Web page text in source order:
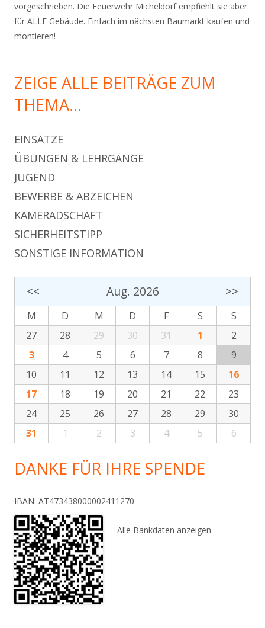
vorgeschrieben. Die Feuerwehr Micheldorf empfiehlt sie aber
für ALLE Gebäude. Einfach im nächsten Baumarkt kaufen und
montieren!
ZEIGE ALLE BEITRÄGE ZUM
THEMA…
EINSÄTZE
ÜBUNGEN & LEHRGÄNGE
JUGEND
BEWERBE & ABZEICHEN
KAMERADSCHAFT
SICHERHEITSTIPP
SONSTIGE INFORMATION
<< Aug. 2026 >>
M D M D F S
S
27
28 29 30 31 1
2
3
4 5 6 7 8
9
10
11 12 13 14 15
16
17
18 19 20 21 22
23
24
25 26 27 28 29
30
31
1 2 3 4 5 6
DANKE FÜR IHRE SPENDE
IBAN: AT473438000002411270
Alle Bankdaten anzeigen